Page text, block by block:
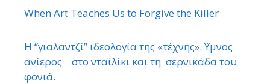
When Art Teaches Us to Forgive the Killer
Η “γιαλαντζί” ιδεολογία της «τέχνης». ΄Υμνος
ανίερος στο νταϊλίκι και τη σερνικάδα του
φονιά.